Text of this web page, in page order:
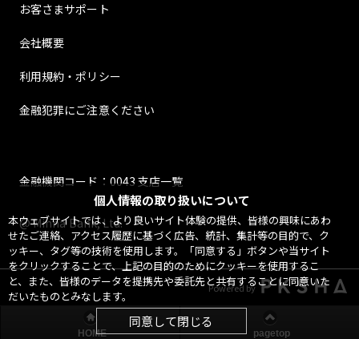
個人情報の取り扱いについて
本ウェブサイトでは、より良いサイト体験の提供、皆様の興味にあわ
せたご連絡、アクセス履歴に基づく広告、統計、集計等の目的で、ク
ッキー、タグ等の技術を使用します。「同意する」ボタンや当サイト
をクリックすることで、上記の目的のためにクッキーを使用するこ
と、また、皆様のデータを提携先や委託先と共有することに同意いた
だいたものとみなします。
同意して閉じる
お客さまサポート
会社概要
利用規約・ポリシー
金融犯罪にご注意ください
金融機関コード：0043 支店一覧
@ Minna Bank, Ltd.
Powered by
HOME pagetop